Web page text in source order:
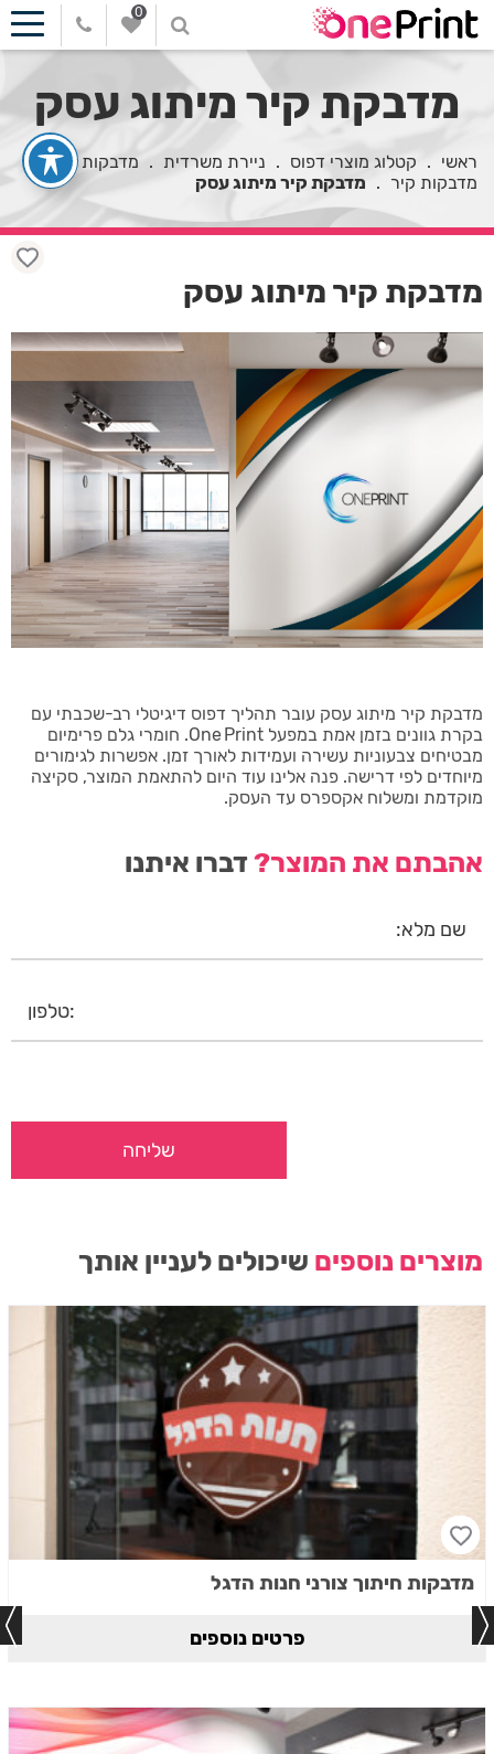
0
מדבקת קיר מיתוג עסק
ראשי . קטלוג מוצרי דפוס . ניירת משרדית . מדבקות .
מדבקות קיר . מדבקת קיר מיתוג עסק
מדבקת קיר מיתוג עסק עובר תהליך דפוס דיגיטלי רב-שכבתי עם
בקרת גוונים בזמן אמת במפעל One Print. חומרי גלם פרימיום
מבטיחים צבעוניות עשירה ועמידות לאורך זמן. אפשרות לגימורים
מיוחדים לפי דרישה. פנה אלינו עוד היום להתאמת המוצר, סקיצה
מוקדמת ומשלוח אקספרס עד העסק.
אהבתם את המוצר?דברו איתנו
מדבקת קיר מיתוג עסק
מוצרים נוספים שיכולים לעניין אותך
מדבקות חיתוך צורני חנות הדגל
פרטים נוספים